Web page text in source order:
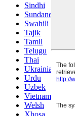
Sindhi
Sundanese
Swahili
Tajik
Tamil
Telugu
Thai
Ukrainian
Urdu
Uzbek
Vietnamese
Welsh